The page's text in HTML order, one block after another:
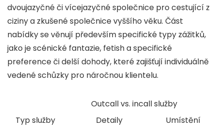
dvoujazyčné či vícejazyčné společnice pro cestující z
ciziny a zkušené společnice vyššího věku. Část
nabídky se věnují především specifické typy zážitků,
jako je scénické fantazie, fetish a specifické
preference či delší dohody, které zajišťují individuálně
vedené schůzky pro náročnou klientelu.
Outcall vs. incall služby
Typ služby
Detaily
Umístění